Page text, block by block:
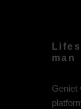
man
Geniet